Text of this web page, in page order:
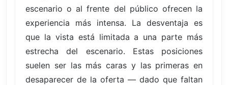
escenario o al frente del público ofrecen la
experiencia más intensa. La desventaja es
que la vista está limitada a una parte más
estrecha del escenario. Estas posiciones
suelen ser las más caras y las primeras en
desaparecer de la oferta — dado que faltan